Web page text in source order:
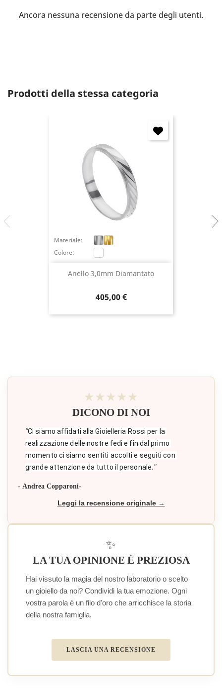
Ancora nessuna recensione da parte degli utenti.
Prodotti della stessa categoria
Anello 3,0mm Diamantato
Prezzo
405,00 €
Materiale:
Colore:
★★★★★
DICONO DI NOI
"Ci siamo affidati alla Gioielleria Rossi per la
realizzazione delle nostre fedi e fin dal primo
momento ci siamo sentiti accolti e seguiti con
grande attenzione da tutto il personale."
- Andrea Copparoni-
Leggi la recensione originale →
✨
LA TUA OPINIONE È PREZIOSA
Hai vissuto la magia del nostro laboratorio o scelto
un gioiello da noi? Condividi la tua emozione. Ogni
vostra parola è un filo d'oro che arricchisce la storia
della nostra famiglia.
LASCIA UNA RECENSIONE